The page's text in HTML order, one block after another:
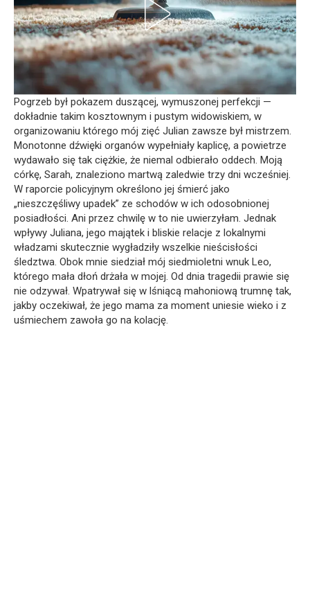
Pogrzeb był pokazem duszącej, wymuszonej perfekcji —
dokładnie takim kosztownym i pustym widowiskiem, w
organizowaniu którego mój zięć Julian zawsze był mistrzem.
Monotonne dźwięki organów wypełniały kaplicę, a powietrze
wydawało się tak ciężkie, że niemal odbierało oddech. Moją
córkę, Sarah, znaleziono martwą zaledwie trzy dni wcześniej.
W raporcie policyjnym określono jej śmierć jako
„nieszczęśliwy upadek” ze schodów w ich odosobnionej
posiadłości. Ani przez chwilę w to nie uwierzyłam. Jednak
wpływy Juliana, jego majątek i bliskie relacje z lokalnymi
władzami skutecznie wygładziły wszelkie nieścisłości
śledztwa. Obok mnie siedział mój siedmioletni wnuk Leo,
którego mała dłoń drżała w mojej. Od dnia tragedii prawie się
nie odzywał. Wpatrywał się w lśniącą mahoniową trumnę tak,
jakby oczekiwał, że jego mama za moment uniesie wieko i z
uśmiechem zawoła go na kolację.